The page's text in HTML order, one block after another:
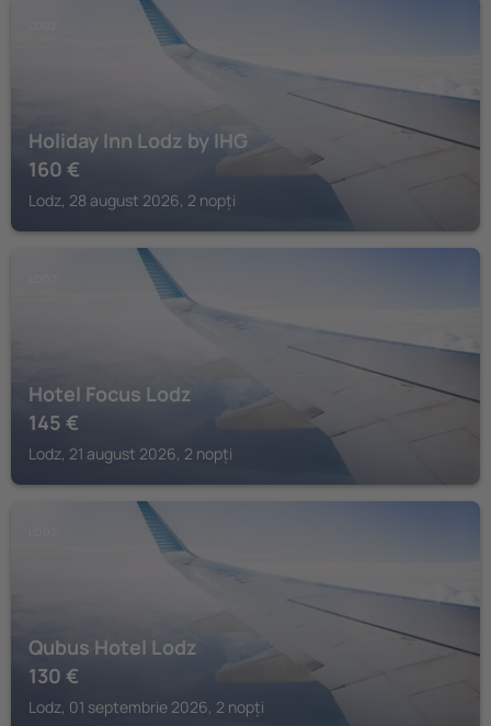
Holiday Inn Lodz by IHG
160 €
Lodz, 28 august 2026, 2 nopți
Hotel Focus Lodz
145 €
Lodz, 21 august 2026, 2 nopți
Qubus Hotel Lodz
130 €
Lodz, 01 septembrie 2026, 2 nopți